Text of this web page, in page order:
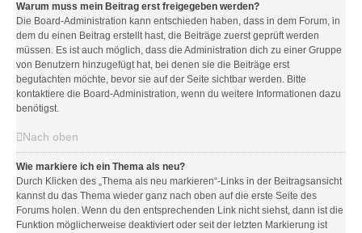
Warum muss mein Beitrag erst freigegeben werden?
Die Board-Administration kann entschieden haben, dass in dem Forum, in
dem du einen Beitrag erstellt hast, die Beiträge zuerst geprüft werden
müssen. Es ist auch möglich, dass die Administration dich zu einer Gruppe
von Benutzern hinzugefügt hat, bei denen sie die Beiträge erst
begutachten möchte, bevor sie auf der Seite sichtbar werden. Bitte
kontaktiere die Board-Administration, wenn du weitere Informationen dazu
benötigst.
Nach oben
Wie markiere ich ein Thema als neu?
Durch Klicken des „Thema als neu markieren“-Links in der Beitragsansicht
kannst du das Thema wieder ganz nach oben auf die erste Seite des
Forums holen. Wenn du den entsprechenden Link nicht siehst, dann ist die
Funktion möglicherweise deaktiviert oder seit der letzten Markierung ist